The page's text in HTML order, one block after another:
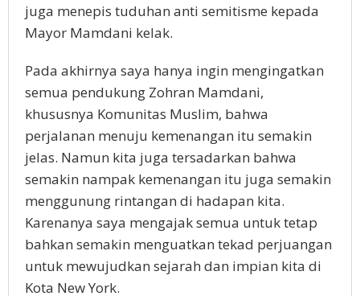
juga menepis tuduhan anti semitisme kepada
Mayor Mamdani kelak.
Pada akhirnya saya hanya ingin mengingatkan
semua pendukung Zohran Mamdani,
khususnya Komunitas Muslim, bahwa
perjalanan menuju kemenangan itu semakin
jelas. Namun kita juga tersadarkan bahwa
semakin nampak kemenangan itu juga semakin
menggunung rintangan di hadapan kita.
Karenanya saya mengajak semua untuk tetap
bahkan semakin menguatkan tekad perjuangan
untuk mewujudkan sejarah dan impian kita di
Kota New York.